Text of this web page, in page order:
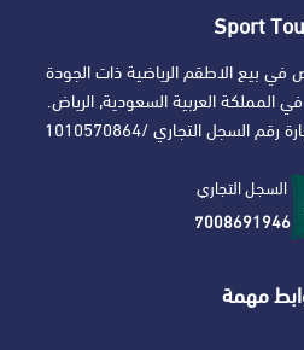
Sport
في بيع الاطقم الرياضية ذات الجودة
المملكة العربية السعودية, الرياض.
التجاري /1010570864
السجل التجاري
7008691946
مهمة